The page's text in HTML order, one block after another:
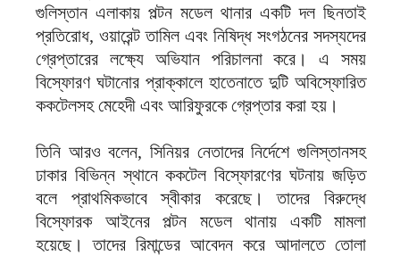
গুলিস্তান এলাকায় পল্টন মডেল থানার একটি দল ছিনতাই
প্রতিরোধ, ওয়ারেন্ট তামিল এবং নিষিদ্ধ সংগঠনের সদস্যদের
গ্রেপ্তারের লক্ষ্যে অভিযান পরিচালনা করে। এ সময়
বিস্ফোরণ ঘটানোর প্রাক্কালে হাতেনাতে দুটি অবিস্ফোরিত
ককটেলসহ মেহেদী এবং আরিফুরকে গ্রেপ্তার করা হয়।
তিনি আরও বলেন, সিনিয়র নেতাদের নির্দেশে গুলিস্তানসহ
ঢাকার বিভিন্ন স্থানে ককটেল বিস্ফোরণের ঘটনায় জড়িত
বলে প্রাথমিকভাবে স্বীকার করেছে। তাদের বিরুদ্ধে
বিস্ফোরক আইনের পল্টন মডেল থানায় একটি মামলা
হয়েছে। তাদের রিমান্ডের আবেদন করে আদালতে তোলা